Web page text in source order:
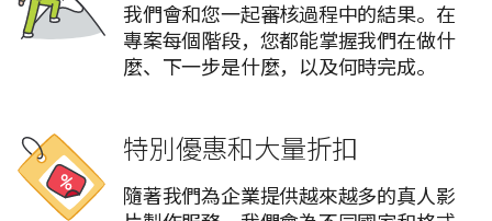
我們會和您一起審核過程中的結果。在
專案每個階段，您都能掌握我們在做什
麼、下一步是什麼，以及何時完成。
特別優惠和大量折扣
隨著我們為企業提供越來越多的真人影